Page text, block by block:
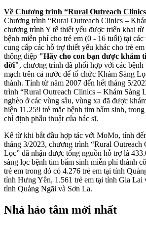
Về Chương trình “Rural Outreach
Chương trình “Rural Outreach Clinics –
chương trình Y tế thiết yếu được triển khai từ
bệnh miễn phí cho trẻ em (0 - 16 tuổi) tại
cung cấp các hỗ trợ thiết yếu khác cho trẻ
thông điệp "Hãy cho con bạn được khám
đời", chương trình đã phối hợp với các
mạch trên cả nước để tổ chức Khám Sàng
thành. Tính từ năm 2007 đến hết tháng 5/
trình “Rural Outreach Clinics – Khám Sàng
nghèo ở các vùng sâu, vùng xa đã được
hiện 11.259 trẻ mắc bệnh tim bẩm sinh,
chỉ định phẫu thuật của bác sĩ.
Kể từ khi bắt đầu hợp tác với MoMo, tính
tháng 3/2023, chương trình “Rural Outreach
Lọc” đã nhận được tổng nguồn hỗ trợ là
sàng lọc bệnh tim bẩm sinh miễn phí thành
trẻ em trong đó có 4.276 trẻ em tại tỉnh
tỉnh Hưng Yên, 1.561 trẻ em tại tỉnh Gia Lai
tỉnh Quảng Ngãi và Sơn La.
Nhà hảo tâm mới nhất